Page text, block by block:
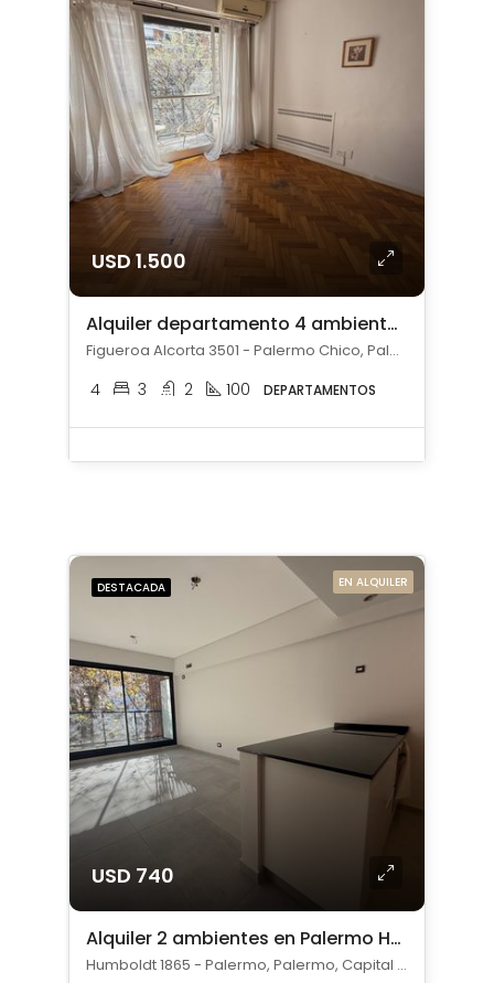
USD 1.500
Alquiler departamento 4 ambientes en Palermo Chico
Figueroa Alcorta 3501 - Palermo Chico, Palermo Chico, Capital Federal
4 3 2 100 DEPARTAMENTOS
DESTACADA EN ALQUILER
USD 740
Alquiler 2 ambientes en Palermo Hollywood
Humboldt 1865 - Palermo, Palermo, Capital Federal